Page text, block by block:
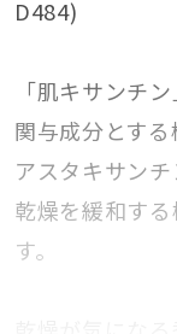
D484)
「肌キサンチ
関与成分とする
アスタキサン
乾燥を緩和す
す。